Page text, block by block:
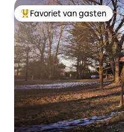
Topfavoriet van gasten
Favoriet van gasten